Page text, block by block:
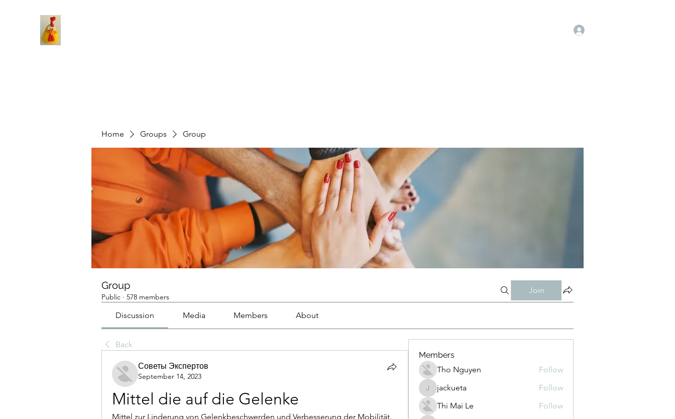
Home Groups Group
Group
Public · 578 members
Join
Discussion Media Members About
Back
Советы Экспертов
September 14, 2023
Mittel die auf die Gelenke
Mittel zur Linderung von Gelenkbeschwerden und Verbesserung der Mobilität.
Members
Tho Nguyen
Follow
jackueta
jackueta
Follow
Thi Mai Le
Follow